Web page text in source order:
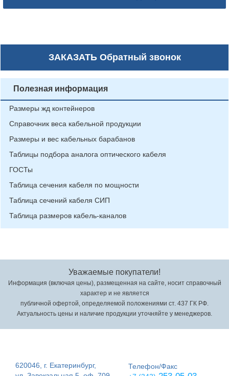
ЗАКАЗАТЬОбратный звонок
Полезная информация
Размеры жд контейнеров
Справочник веса кабельной продукции
Размеры и вес кабельных барабанов
Таблицы подбора аналога оптического кабеля
ГОСТы
Таблица сечения кабеля по мощности
Таблица сечений кабеля СИП
Таблица размеров кабель-каналов
Уважаемые покупатели!
Информация (включая цены), размещенная на сайте, носит справочный
характер и не является
публичной офертой, определяемой положениями ст. 437 ГК РФ.
Актуальность цены и наличие продукции уточняйте у менеджеров.
620046, г. Екатеринбург,
Телефон/Факс